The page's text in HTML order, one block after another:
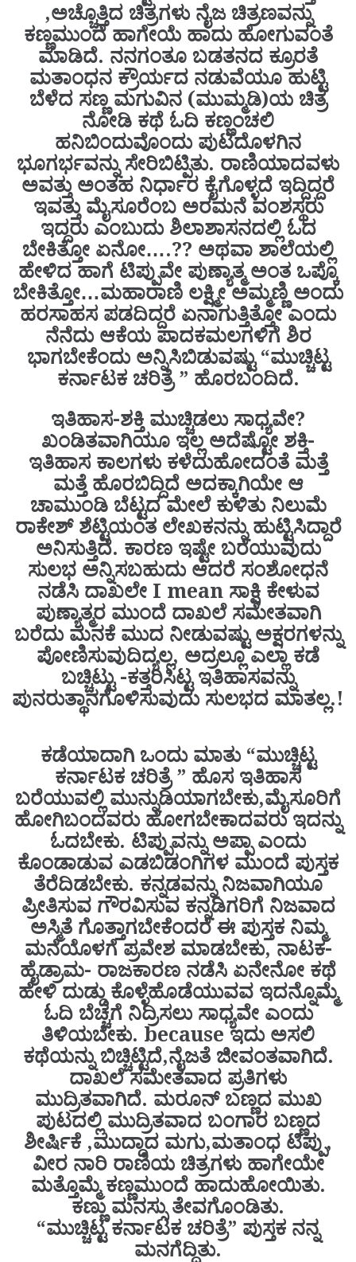
,ಅಚ್ಚೊತ್ತಿದ ಚಿತ್ರಗಳು ನೈಜ ಚಿತ್ರಣವನ್ನು
ಕಣ್ಣಮುಂದೆ ಹಾಗೇಯೆ ಹಾದು ಹೋಗುವಂತೆ
ಮಾಡಿದೆ. ನನಗಂತೂ ಬಡತನದ ಕ್ರೂರತೆ
ಮತಾಂಧನ ಕ್ರೌರ್ಯದ ನಡುವೆಯೂ ಹುಟ್ಟಿ
ಬೆಳೆದ ಸಣ್ಣ ಮಗುವಿನ (ಮುಮ್ಮಡಿ)ಯ ಚಿತ್ರ
ನೋಡಿ ಕಥೆ ಓದಿ ಕಣ್ಣಂಚಲಿ
ಹನಿಬಿಂದುವೊಂದು ಪುಟದೊಳಗಿನ
ಭೂಗರ್ಭವನ್ನು ಸೇರಿಬಿಟ್ಪಿತು. ರಾಣಿಯಾದವಳು
ಅವತ್ತು ಅಂತಹ ನಿರ್ಧಾರ ಕೈಗೊಳ್ಳದೆ ಇದ್ದಿದ್ದರೆ
ಇವತ್ತು ಮೈಸೂರೆಂಬ ಅರಮನೆ ವಂಶಸ್ಥರು
ಇದ್ದರು ಎಂಬುದು ಶಿಲಾಶಾಸನದಲ್ಲಿ ಓದ
ಬೇಕಿತ್ತೋ ಏನೋ….?? ಅಥವಾ ಶಾಲೆಯಲ್ಲಿ
ಹೇಳಿದ ಹಾಗೆ ಟಿಪ್ಪುವೇ ಪುಣ್ಯಾತ್ಮ ಅಂತ ಒಪ್ಕೊ
ಬೇಕಿತ್ತೋ…ಮಹಾರಾಣಿ ಲಕ್ಷ್ಮೀ ಅಮ್ಮಣ್ಣಿ ಅಂದು
ಹರಸಾಹಸ ಪಡದಿದ್ದರೆ ಏನಾಗುತ್ತಿತ್ತೋ ಎಂದು
ನೆನೆದು ಆಕೆಯ ಪಾದಕಮಲಗಳಿಗೆ ಶಿರ
ಭಾಗಬೇಕೆಂದು ಅನ್ನಿಸಿಬಿಡುವಷ್ಟು “ಮುಚ್ಚಿಟ್ಟ
ಕರ್ನಾಟಕ ಚರಿತ್ರೆ ” ಹೊರಬಂದಿದೆ.
ಇತಿಹಾಸ-ಶಕ್ತಿ ಮುಚ್ಚಿಡಲು ಸಾಧ್ಯವೇ?
ಖಂಡಿತವಾಗಿಯೂ ಇಲ್ಲ ಅದೆಷ್ಟೋ ಶಕ್ತಿ-
ಇತಿಹಾಸ ಕಾಲಗಳು ಕಳೆದುಹೋದಂತೆ ಮತ್ತೆ
ಮತ್ತೆ ಹೊರಬಿದ್ದಿದೆ ಅದಕ್ಕಾಗಿಯೇ ಆ
ಚಾಮುಂಡಿ ಬೆಟ್ಟದ ಮೇಲೆ ಕುಳಿತು ನಿಲುಮೆ
ರಾಕೇಶ್ ಶೆಟ್ಟಿಯಂತ ಲೇಖಕನನ್ನು ಹುಟ್ಟಿಸಿದ್ದಾರೆ
ಅನಿಸುತ್ತಿದೆ. ಕಾರಣ ಇಷ್ಟೇ ಬರೆಯುವುದು
ಸುಲಭ ಅನ್ನಿಸಬಹುದು ಆದರೆ ಸಂಶೋಧನೆ
ನಡೆಸಿ ದಾಖಲೇ I mean ಸಾಕ್ಷಿ ಕೇಳುವ
ಪುಣ್ಯಾತ್ಮರ ಮುಂದೆ ದಾಖಲೆ ಸಮೇತವಾಗಿ
ಬರೆದು ಮನಕೆ ಮುದ ನೀಡುವಷ್ಟು ಅಕ್ಷರಗಳನ್ನು
ಪೋಣಿಸುವುದಿದ್ಯಲ್ಲ, ಅದ್ರಲ್ಲೂ ಎಲ್ಲಾ ಕಡೆ
ಬಚ್ಚಿಟ್ಟು -ಕತ್ತರಿಸಿಟ್ಟ ಇತಿಹಾಸವನ್ನು
ಪುನರುತ್ಥಾನಗೊಳಿಸುವುದು ಸುಲಭದ ಮಾತಲ್ಲ.!
ಕಡೆಯಾದಾಗಿ ಒಂದು ಮಾತು “ಮುಚ್ಚಿಟ್ಟ
ಕರ್ನಾಟಕ ಚರಿತ್ರೆ ” ಹೊಸ ಇತಿಹಾಸ
ಬರೆಯುವಲ್ಲಿ ಮುನ್ನುಡಿಯಾಗಬೇಕು,ಮೈಸೂರಿಗೆ
ಹೋಗಿಬಂದವರು ಹೋಗಬೇಕಾದವರು ಇದನ್ನು
ಓದಬೇಕು. ಟಿಪ್ಪುವನ್ನು ಅಪ್ಪಾ ಎಂದು
ಕೊಂಡಾಡುವ ಎಡಬಿಡಂಗಿಗಳ ಮುಂದೆ ಪುಸ್ತಕ
ತೆರೆದಿಡಬೇಕು. ಕನ್ನಡವನ್ನು ನಿಜವಾಗಿಯೂ
ಪ್ರೀತಿಸುವ ಗೌರವಿಸುವ ಕನ್ನಡಿಗರಿಗೆ ನಿಜವಾದ
ಅಸ್ಮಿತೆ ಗೊತ್ತಾಗಬೇಕೆಂದರೆ ಈ ಪುಸ್ತಕ ನಿಮ್ಮ
ಮನೆಯೊಳಗೆ ಪ್ರವೇಶ ಮಾಡಬೇಕು, ನಾಟಕ-
ಹೈಡ್ರಾಮ- ರಾಜಕಾರಣ ನಡೆಸಿ ಏನೇನೋ ಕಥೆ
ಹೇಳಿ ದುಡ್ಡು ಕೊಳ್ಳೆಹೊಡೆಯುವವ ಇದನ್ನೊಮ್ಮೆ
ಓದಿ ಬೆಚ್ಚಗೆ ನಿದ್ರಿಸಲು ಸಾಧ್ಯವೇ ಎಂದು
ತಿಳಿಯಬೇಕು. because ಇದು ಅಸಲಿ
ಕಥೆಯನ್ನು ಬಿಚ್ಚಿಟ್ಟಿದೆ,ನೈಜತೆ ಜೀವಂತವಾಗಿದೆ.
ದಾಖಲೆ ಸಮೇತವಾದ ಪ್ರತಿಗಳು
ಮುದ್ರಿತವಾಗಿದೆ. ಮರೂನ್ ಬಣ್ಣದ ಮುಖ
ಪುಟದಲ್ಲಿ ಮುದ್ರಿತವಾದ ಬಂಗಾರ ಬಣ್ಣದ
ಶೀರ್ಷಿಕೆ ,ಮುದ್ದಾದ ಮಗು,ಮತಾಂಧ ಟಿಪ್ಪು,
ವೀರ ನಾರಿ ರಾಣಿಯ ಚಿತ್ರಗಳು ಹಾಗೇಯೇ
ಮತ್ತೊಮ್ಮೆ ಕಣ್ಣಮುಂದೆ ಹಾದುಹೋಯಿತು.
ಕಣ್ಣು ಮನಸ್ಸು ತೇವಗೊಂಡಿತು.
“ಮುಚ್ಚಿಟ್ಟ ಕರ್ನಾಟಕ ಚರಿತ್ರೆ” ಪುಸ್ತಕ ನನ್ನ
ಮನಗೆದ್ದಿತು.